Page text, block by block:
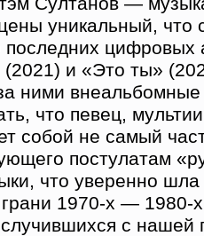
уникальный, что
последних цифровых
(2021) и «Это ты»
ними внеальбомные
что певец,
собой не самый
постулатам
что уверенно шла
1970-х — 1980-х
с нашей